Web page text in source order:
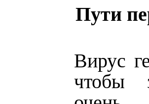
Пути
Вирус
чтобы